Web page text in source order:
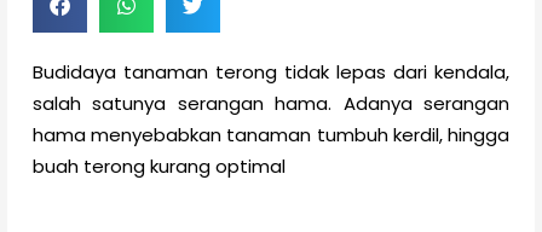
Budidaya tanaman terong tidak lepas dari kendala,
salah satunya serangan hama. Adanya serangan
hama menyebabkan tanaman tumbuh kerdil, hingga
buah terong kurang optimal